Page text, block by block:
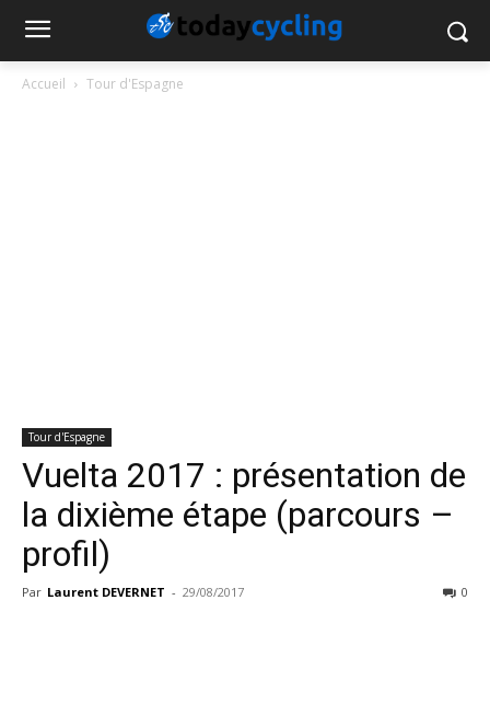
Accueil Tour d'Espagne
Tour d'Espagne
Vuelta 2017 : présentation de
la dixième étape (parcours –
profil)
Par Laurent DEVERNET - 29/08/2017 0